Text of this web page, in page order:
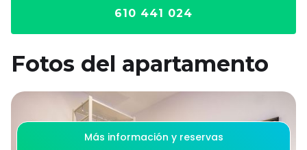
610 441 024
Fotos del apartamento
Más información y reservas